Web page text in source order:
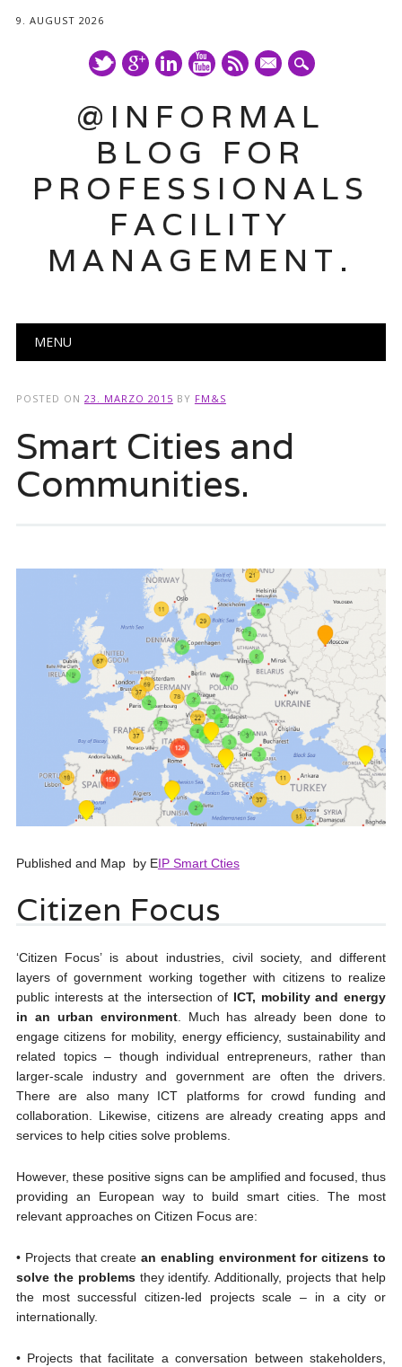
9. AUGUST 2026
mail
@INFORMAL
BLOG FOR
PROFESSIONALS
FACILITY
MANAGEMENT.
Main menu
MENU
POSTED ON 23. MARZO 2015 BY FM&S
Smart Cities and
Communities.
Published and Map by EIP Smart Cties
Citizen Focus
‘Citizen Focus’ is about industries, civil society, and different
layers of government working together with citizens to realize
public interests at the intersection of ICT, mobility and energy
in an urban environment. Much has already been done to
engage citizens for mobility, energy efficiency, sustainability and
related topics – though individual entrepreneurs, rather than
larger-scale industry and government are often the drivers.
There are also many ICT platforms for crowd funding and
collaboration. Likewise, citizens are already creating apps and
services to help cities solve problems.
However, these positive signs can be amplified and focused, thus
providing an European way to build smart cities. The most
relevant approaches on Citizen Focus are:
• Projects that createan enabling environment for citizens to
solve the problemsthey identify. Additionally, projects that help
the most successful citizen-led projects scale – in a city or
internationally.
• Projects that facilitate a conversation between stakeholders,